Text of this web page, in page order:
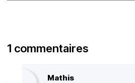
1 commentaires
Mathis